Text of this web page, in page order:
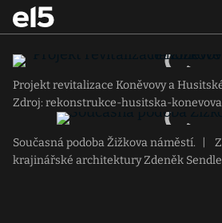
Projekt revitalizace Koněvovy a
Zdroj: rekonstrukce-husitska-
Současná podoba Žižkova náměstí.
krajinářské architektury Zdeněk